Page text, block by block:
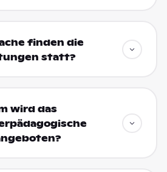
finden die
statt?
wird das